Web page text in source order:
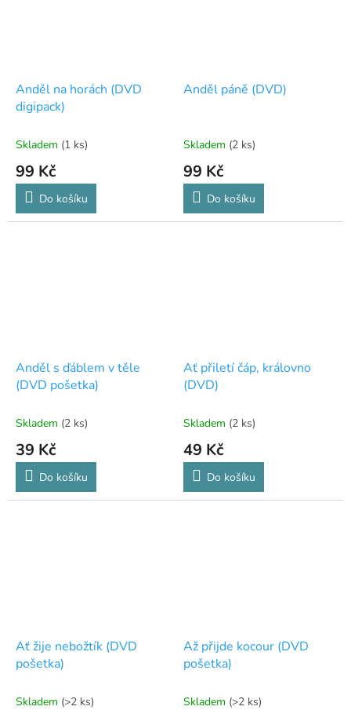
Anděl na horách (DVD
digipack)
Skladem (1 ks)
99 Kč
Do košíku
Anděl páně (DVD)
Skladem (2 ks)
99 Kč
Do košíku
Anděl s ďáblem v těle
(DVD pošetka)
Skladem (2 ks)
39 Kč
Do košíku
Ať přiletí čáp, královno
(DVD)
Skladem (2 ks)
49 Kč
Do košíku
Ať žije nebožtík (DVD
pošetka)
Skladem (>2 ks)
Až přijde kocour (DVD
pošetka)
Skladem (>2 ks)